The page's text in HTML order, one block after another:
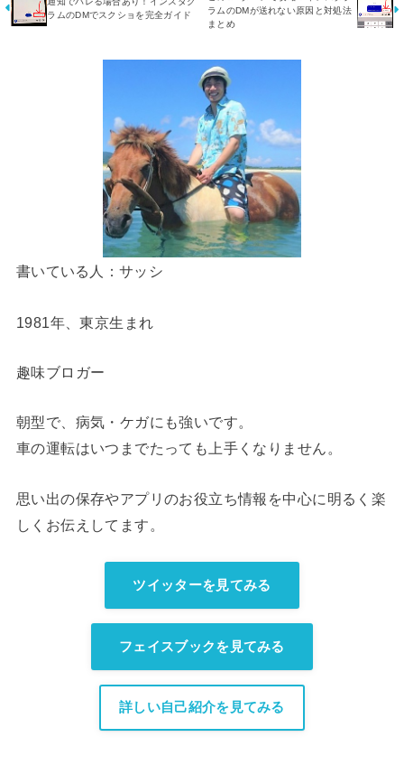
ラムのDMでスクショを完全ガイド
ラムのDMが送れない原因と対処法
まとめ
書いている人：サッシ
1981年、東京生まれ
趣味ブロガー
朝型で、病気・ケガにも強いです。
車の運転はいつまでたっても上手くなりません。
思い出の保存やアプリのお役立ち情報を中心に明るく楽
しくお伝えしてます。
ツイッターを見てみる
フェイスブックを見てみる
詳しい自己紹介を見てみる